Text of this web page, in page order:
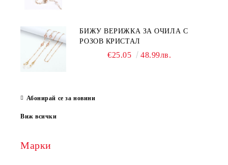
БИЖУ ВЕРИЖКА ЗА ОЧИЛА С
РОЗОВ КРИСТАЛ
€25.05 48.99лв.
Абонирай се за новини
Виж всички
Марки